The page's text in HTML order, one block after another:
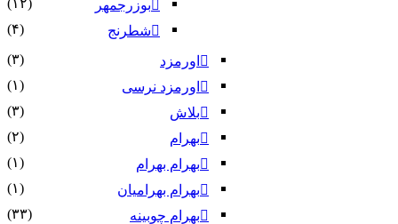
بوزرجمهر
شطرنج
(۴)
اورمزد
(۳)
اورمزد نرسى‏
(۱)
بلاش
(۳)
بهرام
(۲)
بهرام بهرام
(۱)
بهرام بهرامیان‏
(۱)
بهرام چوبینه
(۳۳)